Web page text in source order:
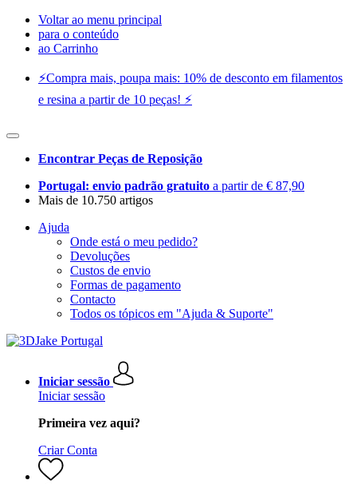
Voltar ao menu principal
para o conteúdo
ao Carrinho
⚡️Compra mais, poupa mais: 10% de desconto em filamentos
e resina a partir de 10 peças! ⚡️
Encontrar Peças de Reposição
Portugal: envio padrão gratuito a partir de € 87,90
Mais de 10.750 artigos
Ajuda
Onde está o meu pedido?
Devoluções
Custos de envio
Formas de pagamento
Contacto
Todos os tópicos em "Ajuda & Suporte"
Iniciar sessão
Iniciar sessão
Primeira vez aqui?
Criar Conta